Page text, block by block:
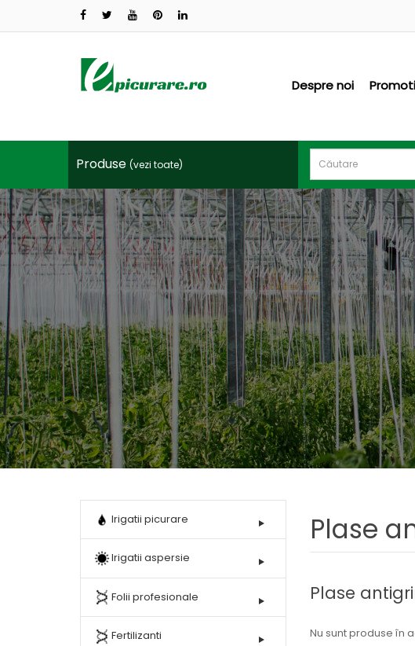
Despre noi
Produse (vezi toate)
PRODUSE
profesionale
Ingrasaminte
Productie
rasad
Vinificatie
Hobby
Accesorii
Lichidari
de
Irigatii picurare
Irigatii aspersie
Folii profesionale
Fertilizanti
Plase
Plase
Nu sunt produse în